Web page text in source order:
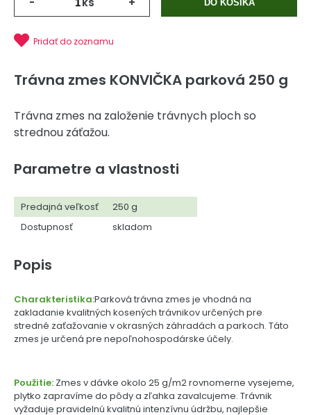
DO KOŠÍKA
Pridať do zoznamu
Trávna zmes KONVIČKA parková 250 g
Trávna zmes na založenie trávnych ploch so
strednou záťažou.
Parametre a vlastnosti
Predajná veľkosť
250 g
Dostupnosť
skladom
Popis
Charakteristika:Parková trávna zmes je vhodná na
zakladanie kvalitných kosených trávnikov určených pre
stredné zaťažovanie v okrasných záhradách a parkoch. Táto
zmes je určená pre nepoľnohospodárske účely.
Použitie: Zmes v dávke okolo 25 g/m2 rovnomerne vysejeme,
plytko zapravíme do pôdy a zľahka zavalcujeme. Trávnik
vyžaduje pravidelnú kvalitnú intenzívnu údržbu, najlepšie